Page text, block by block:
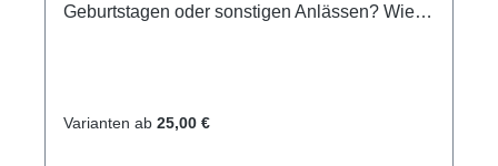
Geburtstagen oder sonstigen Anlässen? Wie
Schnuppertauchen, Tauchkurs oder
Varianten ab 25,00 €